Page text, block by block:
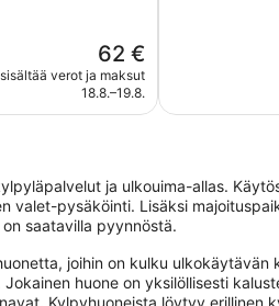
Hinta
on
62 €
62 €
sisältää verot ja maksut
18.8.–19.8.
ja ulkouima-allas.
valet-pysäköinti. Lisäksi
saatavilla pyynnöstä.
joihin on kulku ulkokäytävän
huone on yksilöllisesti
Kylpyhuoneista löytyy erillinen